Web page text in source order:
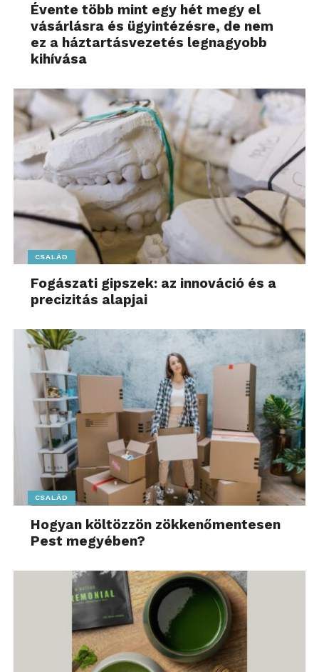
Évente több mint egy hét megy el
vásárlásra és ügyintézésre, de nem
ez a háztartásvezetés legnagyobb
kihívása
CSALÁD
Fogászati gipszek: az innováció és a
precizitás alapjai
CSALÁD
Hogyan költözzön zökkenőmentesen
Pest megyében?